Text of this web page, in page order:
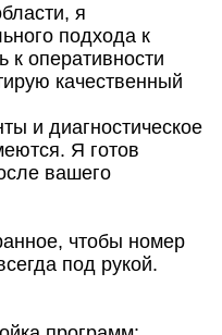
я
подхода к
к оперативности
качественный
и диагностическое
Я готов
вашего
чтобы номер
под рукой.